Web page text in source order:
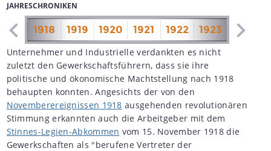
JAHRESCHRONIKEN
1917 1918 1919 1920 1921 1922 1923 1924
Unternehmer und Industrielle verdankten es nicht
zuletzt den Gewerkschaftsführern, dass sie ihre
politische und ökonomische Machtstellung nach 1918
behaupten konnten. Angesichts der von den
Novemberereignissen 1918 ausgehenden revolutionären
Stimmung erkannten auch die Arbeitgeber mit dem
Stinnes-Legien-Abkommen vom 15. November 1918 die
Gewerkschaften als "berufene Vertreter der